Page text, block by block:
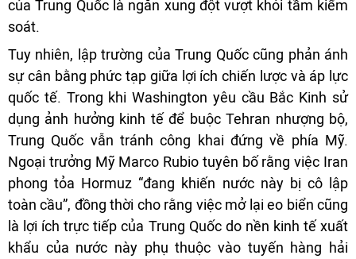
của Trung Quốc là ngăn xung đột vượt khỏi tầm kiểm
soát.
Tuy nhiên, lập trường của Trung Quốc cũng phản ánh
sự cân bằng phức tạp giữa lợi ích chiến lược và áp lực
quốc tế. Trong khi Washington yêu cầu Bắc Kinh sử
dụng ảnh hưởng kinh tế để buộc Tehran nhượng bộ,
Trung Quốc vẫn tránh công khai đứng về phía Mỹ.
Ngoại trưởng Mỹ Marco Rubio tuyên bố rằng việc Iran
phong tỏa Hormuz “đang khiến nước này bị cô lập
toàn cầu”, đồng thời cho rằng việc mở lại eo biển cũng
là lợi ích trực tiếp của Trung Quốc do nền kinh tế xuất
khẩu của nước này phụ thuộc vào tuyến hàng hải